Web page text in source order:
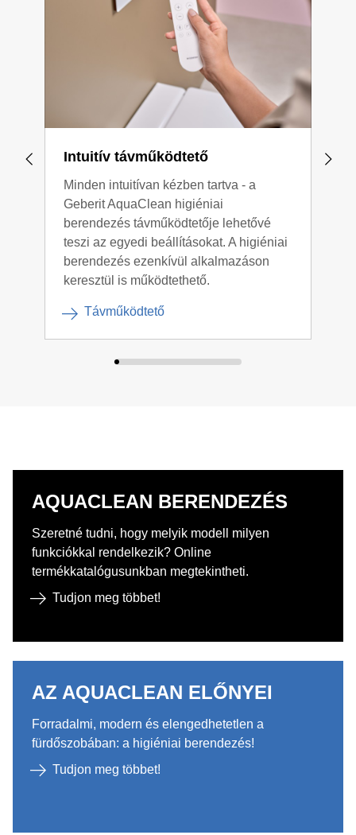
Intuitív távműködtető
Minden intuitívan kézben tartva - a
Geberit AquaClean higiéniai
berendezés távműködtetője lehetővé
teszi az egyedi beállításokat. A higiéniai
berendezés ezenkívül alkalmazáson
keresztül is működtethető.
Távműködtető
AQUACLEAN BERENDEZÉS ​
Szeretné tudni, hogy melyik modell milyen
funkciókkal rendelkezik? Online
termékkatalógusunkban megtekintheti.
Tudjon meg többet!
AZ AQUACLEAN ELŐNYEI
Forradalmi, modern és elengedhetetlen a
fürdőszobában: a higiéniai berendezés!
Tudjon meg többet!